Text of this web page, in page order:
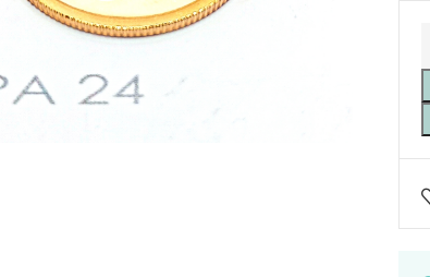
Нажмите, чтобы увеличить